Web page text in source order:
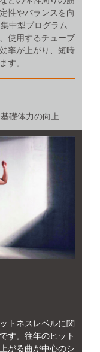
性やバランスを向
中型プログラム
使用するチューブ
率が上がり、短時
す。
礎体力の向上
トネスレベルに関
す。往年のヒット
がる曲が中心のシ